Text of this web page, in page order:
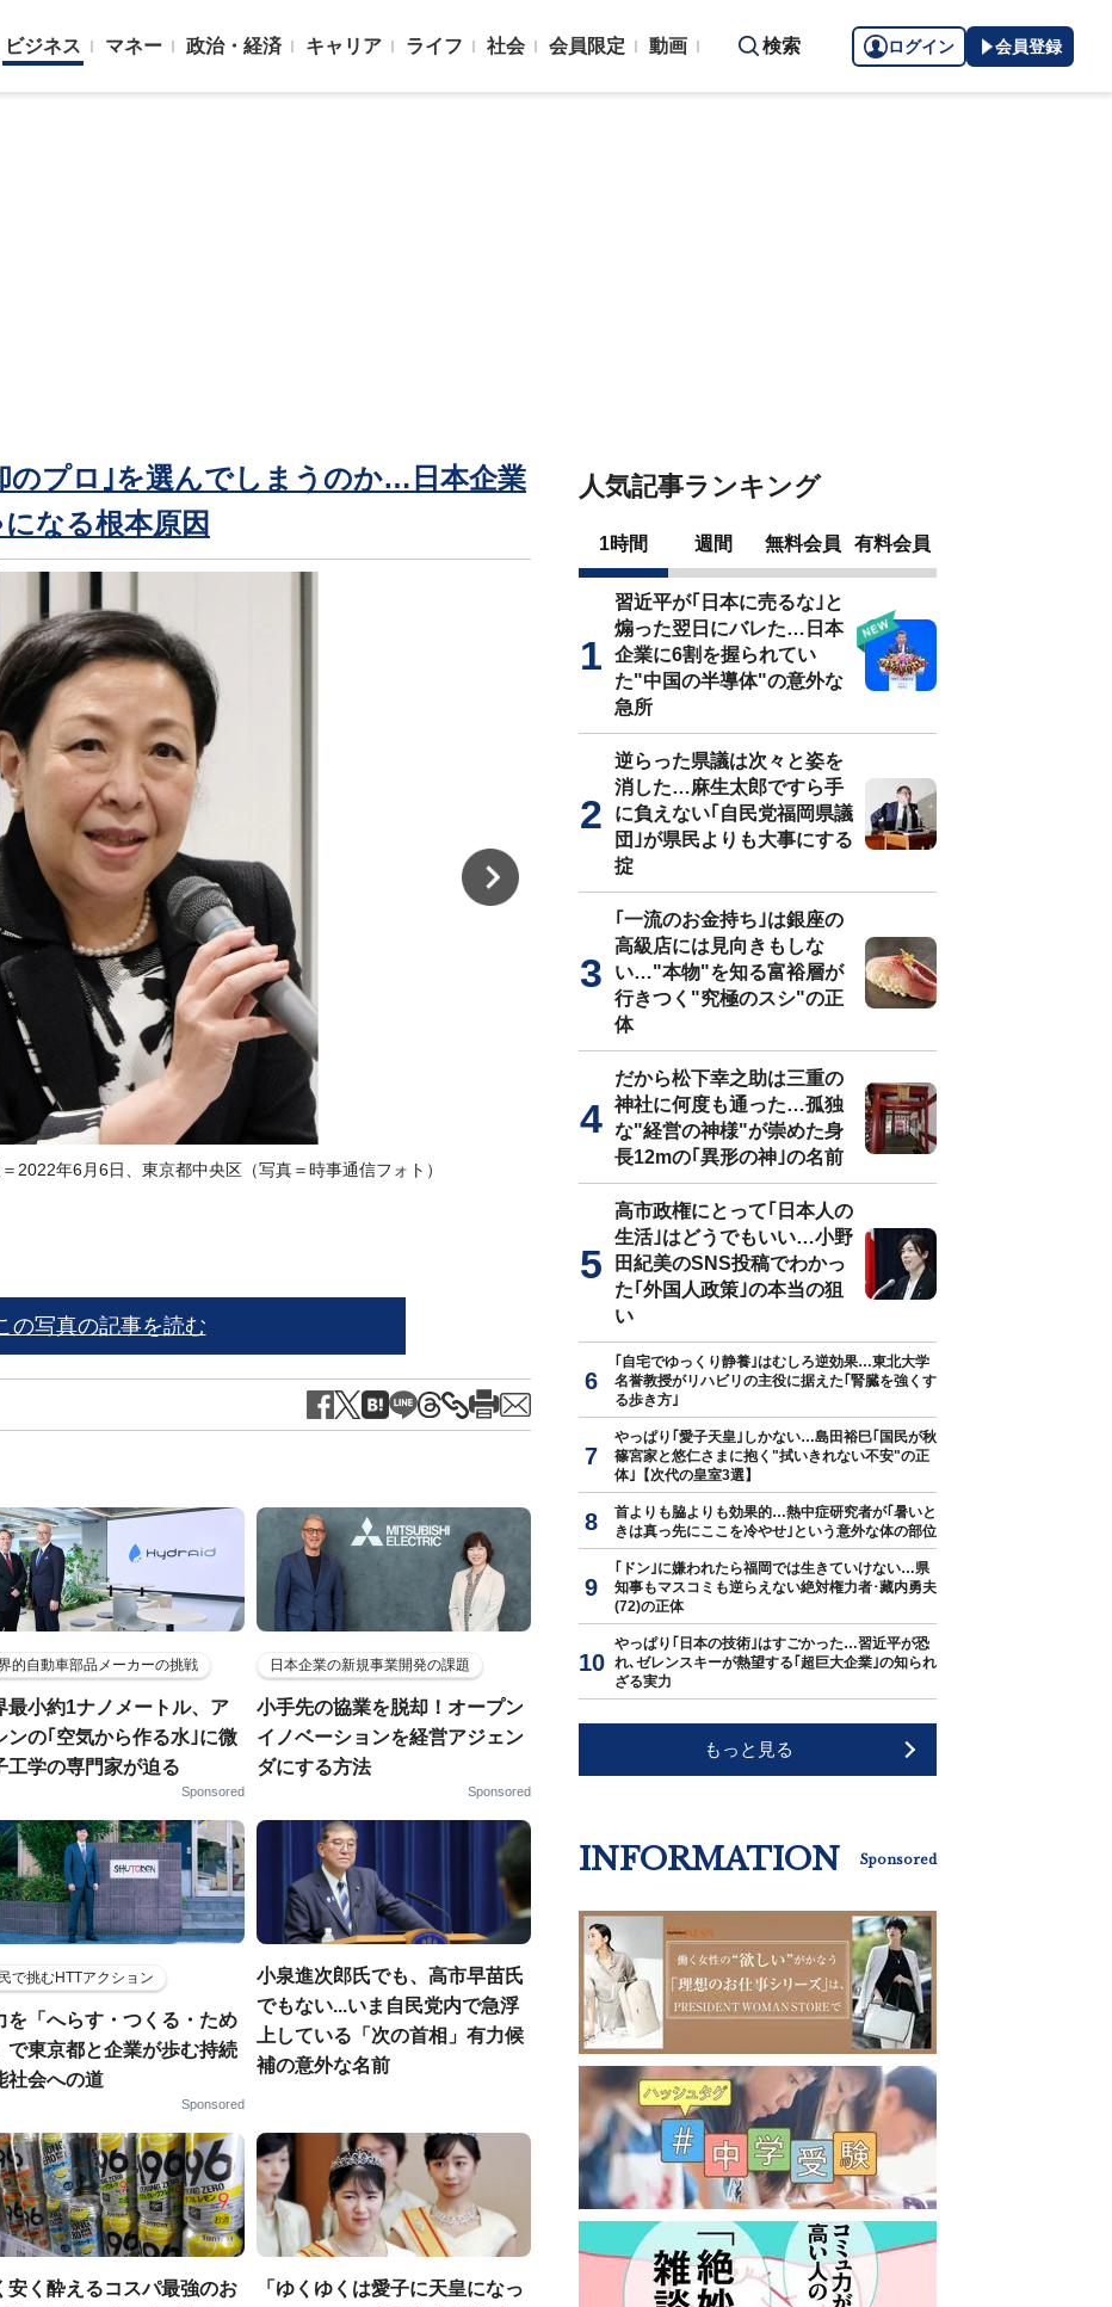
ビジネス マネー 政治・経済 キャリア ライフ 社会 会員限定 動画 検索 ログイン 会員登録
のプロ｣を選んでしまうのか…日本企業
なる根本原因
2022年6月6日、東京都中央区（写真＝時事通信フォト） ※写真はイメージです
の写真の記事を読む
的自動車部品メーカーの挑戦
最小約1ナノメートル、ア
ンの｢空気から作る水｣に微
工学の専門家が迫る
Sponsored
日本企業の新規事業開発の課題
小手先の協業を脱却！オープン
イノベーションを経営アジェン
ダにする方法
Sponsored
で挑むHTTアクション
を「へらす・つくる・ため
で東京都と企業が歩む持続
社会への道
Sponsored
小泉進次郎氏でも、高市早苗氏
でもない...いま自民党内で急浮
上している「次の首相」有力候
補の意外な名前
安く酔えるコスパ最強のお
「ゆくゆくは愛子に天皇になっ
人気記事ランキング
1時間 週間 無料会員 有料会員
習近平が｢日本に売るな｣と
煽った翌日にバレた…日本
企業に6割を握られてい
た"中国の半導体"の意外な
急所
逆らった県議は次々と姿を
消した…麻生太郎ですら手
に負えない｢自民党福岡県議
団｣が県民よりも大事にする
掟
｢一流のお金持ち｣は銀座の
高級店には見向きもしな
い…"本物"を知る富裕層が
行きつく"究極のスシ"の正
体
だから松下幸之助は三重の
神社に何度も通った…孤独
な"経営の神様"が崇めた身
長12mの｢異形の神｣の名前
高市政権にとって｢日本人の
生活｣はどうでもいい…小野
田紀美のSNS投稿でわかっ
た｢外国人政策｣の本当の狙
い
｢自宅でゆっくり静養｣はむしろ逆効果…東北大学
名誉教授がリハビリの主役に据えた｢腎臓を強くす
る歩き方｣
やっぱり｢愛子天皇｣しかない…島田裕巳｢国民が秋
篠宮家と悠仁さまに抱く"拭いきれない不安"の正
体｣【次代の皇室3選】
首よりも脇よりも効果的…熱中症研究者が｢暑いと
きは真っ先にここを冷やせ｣という意外な体の部位
｢ドン｣に嫌われたら福岡では生きていけない…県
知事もマスコミも逆らえない絶対権力者･藏内勇夫
(72)の正体
やっぱり｢日本の技術｣はすごかった…習近平が恐
れ､ゼレンスキーが熱望する｢超巨大企業｣の知られ
ざる実力
もっと見る
INFORMATION Sponsored